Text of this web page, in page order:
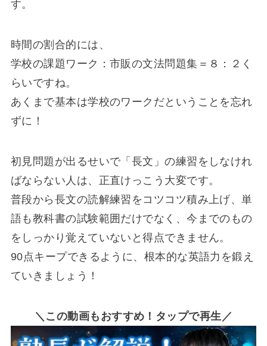
す。
時間の割合的には、
学校の課題ワーク：市販の文法問題集＝８：２く
らいですね。
あくまで基本は学校のワークだということを忘れ
ずに！
初見問題が出るせいで「長文」の練習をしなけれ
ばならない人は、正直けっこう大変です。
普段から長文の読解練習をコツコツ積み上げ、単
語も教科書の試験範囲だけでなく、今までのもの
をしっかり覚えていないと得点できません。
90点キープできるように、根本的な英語力を鍛え
ていきましょう！
＼この動画もおすすめ！タップで再生／